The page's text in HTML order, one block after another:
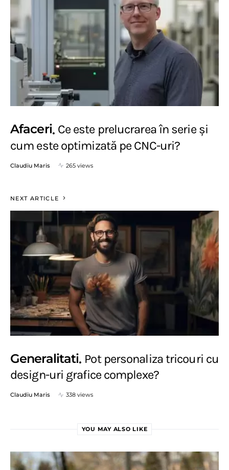
Afaceri Ce este prelucrarea în serie și
cum este optimizată pe CNC-uri?
Claudiu Maris 265 views
NEXT ARTICLE
Generalitati Pot personaliza tricouri cu
design-uri grafice complexe?
Claudiu Maris 338 views
YOU MAY ALSO LIKE